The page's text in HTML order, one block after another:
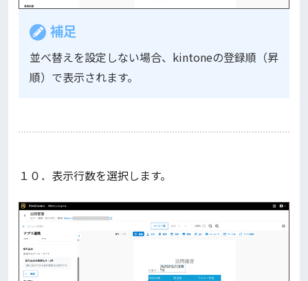
補足
並べ替えを設定しない場合、kintoneの登録順（昇
順）で表示されます。
１０．表示行数を選択します。